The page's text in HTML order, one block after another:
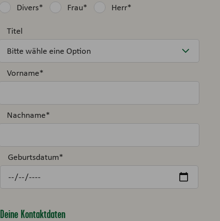
Divers* Frau* Herr*
Titel
Vorname*
Nachname*
Geburtsdatum*
Deine Kontaktdaten